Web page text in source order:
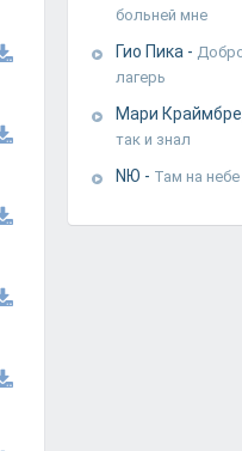
больней мне
Гио Пика -
лагерь
Мари
так и знал
NЮ - Там на